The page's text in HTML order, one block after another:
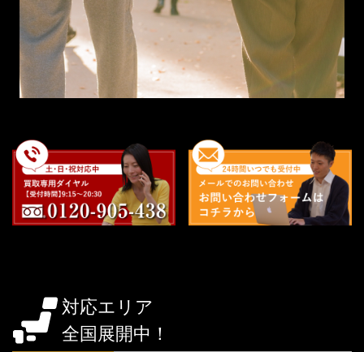
対応エリア
全国展開中！